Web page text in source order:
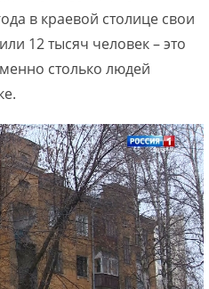
в краевой столице свои
12 тысяч человек – это
столько людей